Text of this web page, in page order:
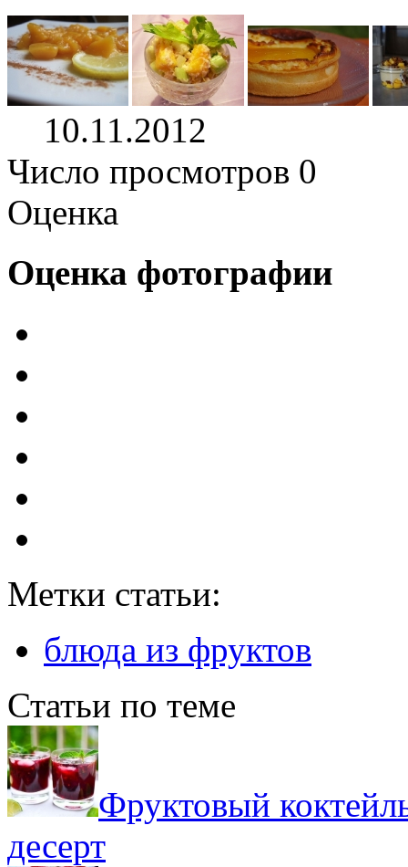
10.11.2012
Число просмотров 0
Оценка
Оценка фотографии
Метки статьи:
блюда из фруктов
Статьи по теме
Фруктовый
десерт